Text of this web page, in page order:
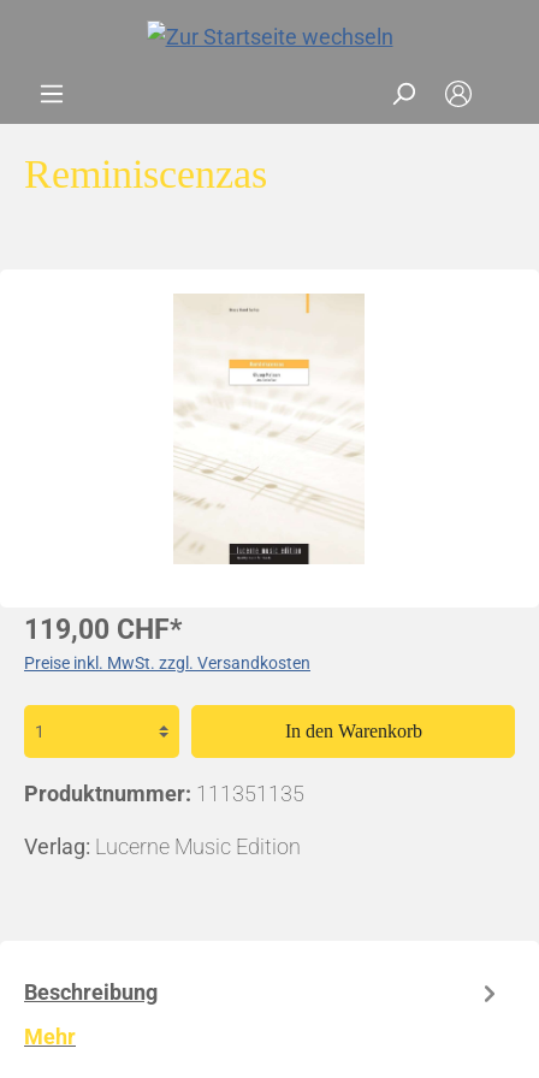
Reminiscenzas
119,00 CHF*
Preise inkl. MwSt. zzgl. Versandkosten
In den Warenkorb
Produktnummer: 111351135
Verlag: Lucerne Music Edition
Beschreibung
Mehr